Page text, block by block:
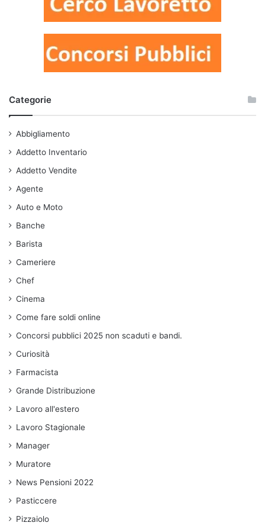
Categorie
Abbigliamento
Addetto Inventario
Addetto Vendite
Agente
Auto e Moto
Banche
Barista
Cameriere
Chef
Cinema
Come fare soldi online
Concorsi pubblici 2025 non scaduti e bandi.
Curiosità
Farmacista
Grande Distribuzione
Lavoro all'estero
Lavoro Stagionale
Manager
Muratore
News Pensioni 2022
Pasticcere
Pizzaiolo